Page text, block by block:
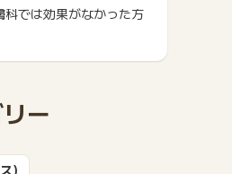
では効果がなかった方
ー
)